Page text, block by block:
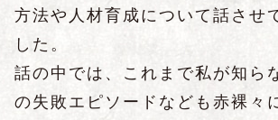
方法や人材育成について話させ
した。
話の中では、これまで私が知ら
の失敗エピソードなども赤裸々